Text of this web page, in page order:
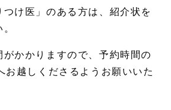
つけ医」のある方は、紹介状を
がかかりますので、予約時間の
お越しくださるようお願いいた